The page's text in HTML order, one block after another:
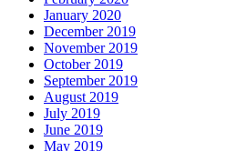
January 2020
December 2019
November 2019
October 2019
September 2019
August 2019
July 2019
June 2019
May 2019